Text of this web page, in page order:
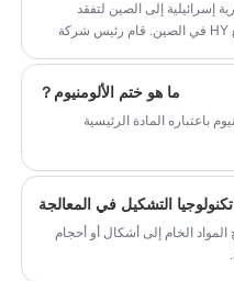
من العوائق:
كومود ،
من الحاجز:
، سلالم
تجارية إسرائيلية إلى الصين لتفقد
ومناقشة المشاريع والشراكات الجديدة مع HY في الصين. قام رئيس شركة
ما هو ختم الألومنيوم？
باعتباره المادة الرئيسية
التشكيل في المعالجة
الخام إلى أشكال أو أحجام